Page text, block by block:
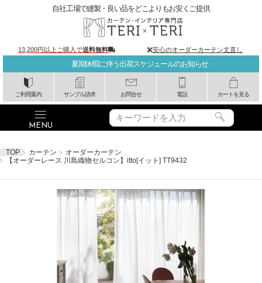
夏期休暇に伴う出荷スケジュールのお知らせ
ご利用案内 サンプル請求 お問合せ 電話 カートを見る
自社工場で縫製・良い品をどこよりもお安くご提供
13,200円以上ご購入で送料無料 安心のオーダーカーテン丈直し
TOP カーテン
オーダーカーテン
【オーダーレース 川島織物セルコン】itto[イット] TT9432